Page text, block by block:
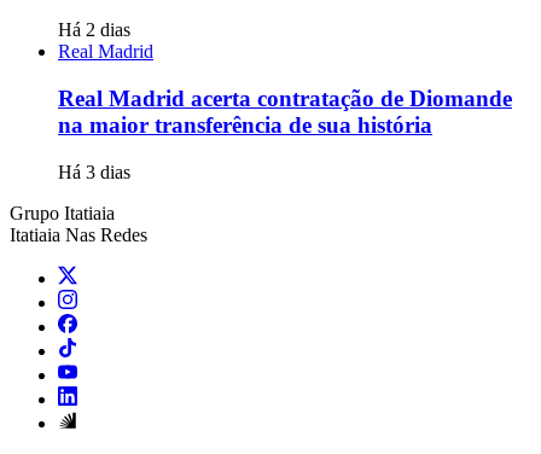
Há 2 dias
Real Madrid
Real Madrid acerta contratação de Diomande
na maior transferência de sua história
Há 3 dias
Grupo Itatiaia
Itatiaia Nas Redes